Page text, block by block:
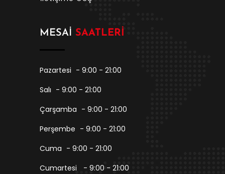
MESAI SAATLERI
Pazartesi - 9:00 - 21:00
Salı - 9:00 - 21:00
Çarşamba - 9:00 - 21:00
Perşembe - 9:00 - 21:00
Cuma - 9:00 - 21:00
Cumartesi
- 9:00 - 21:00